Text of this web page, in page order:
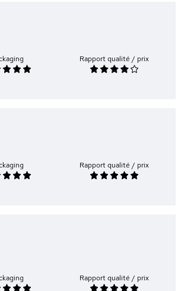
Rapport qualité / prix
Rapport qualité / prix
Rapport qualité / prix